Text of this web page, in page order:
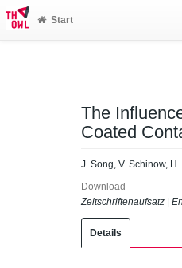
Start
The
Coated
J. Song, V. Schinow,
Download
Zeitschriftenaufsatz
Details